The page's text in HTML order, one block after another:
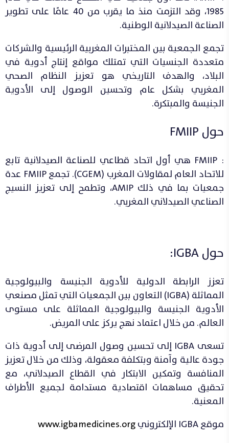
1985، وقد التزمت منذ ما يقرب من 40 عامًا على تطوير
الصناعة الصيدلانية الوطنية.
تجمع الجمعية بين المختبرات المغربية الرئيسية والشركات
متعددة الجنسيات التي تمتلك مواقع إنتاج أدوية في
البلاد، والهدف التاريخي هو تعزيز النظام الصحي
المغربي بشكل عام وتحسين الوصول إلى الأدوية
الجنيسة والمبتكرة.
حول FMIIP
: FMIIP هي أول اتحاد قطاعي للصناعة الصيدلانية تابع
للاتحاد العام لمقاولات المغرب (CGEM). تجمع FMIIP عدة
جمعيات بما في ذلك AMIP، وتطمح إلى تعزيز النسيج
الصناعي الصيدلاني المغربي.
حول IGBA:
تعزز الرابطة الدولية للأدوية الجنيسة والبيولوجية
المماثلة (IGBA) التعاون بين الجمعيات التي تمثل مصنعي
الأدوية الجنيسة والبيولوجية المماثلة على مستوى
العالم. من خلال اعتماد نهج يركز على المريض.
تسعى IGBA إلى تحسين وصول المرضى إلى أدوية ذات
جودة عالية وآمنة وبتكلفة معقولة، وذلك من خلال تعزيز
المنافسة وتمكين الابتكار في القطاع الصيدلاني، مع
تحقيق مساهمات اقتصادية مستدامة لجميع الأطراف
المعنية.
موقع IGBA الإلكتروني
www.igbamedicines.org